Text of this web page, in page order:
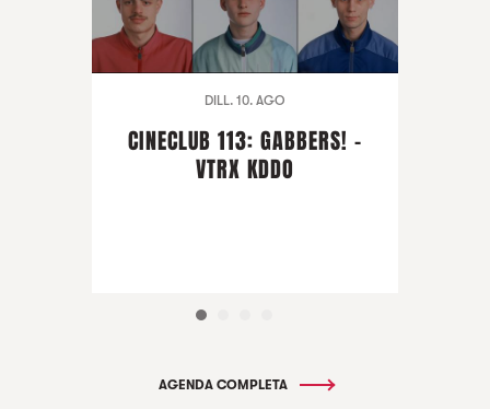
DILL. 10. AGO
CINECLUB 113: GABBERS! -
VTRX KDDO
AGENDA COMPLETA